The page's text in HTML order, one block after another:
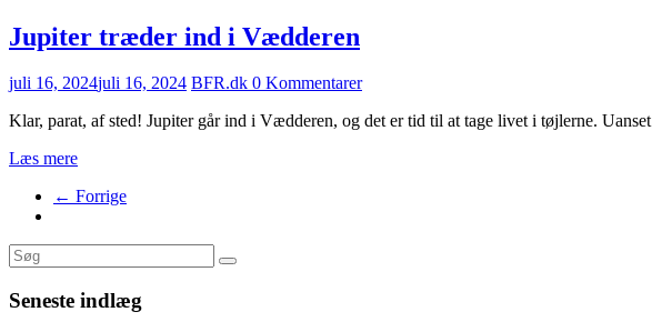
Jupiter træder ind i Vædderen
juli 16, 2024juli 16, 2024 BFR.dk 0 Kommentarer
Klar, parat, af sted! Jupiter går ind i Vædderen, og det er tid til at tage livet i tøjlerne. Uanset
Læs mere
← Forrige
Seneste indlæg